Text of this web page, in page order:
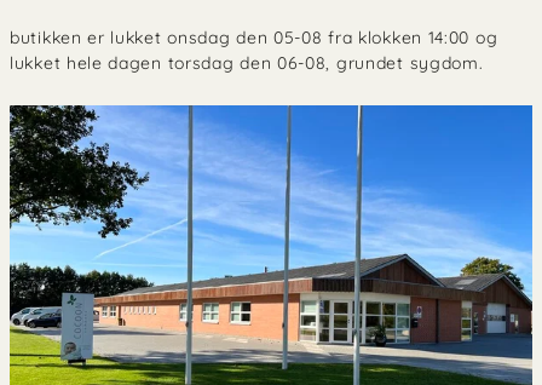
butikken er lukket onsdag den 05-08 fra klokken 14:00 og
lukket hele dagen torsdag den 06-08, grundet sygdom.